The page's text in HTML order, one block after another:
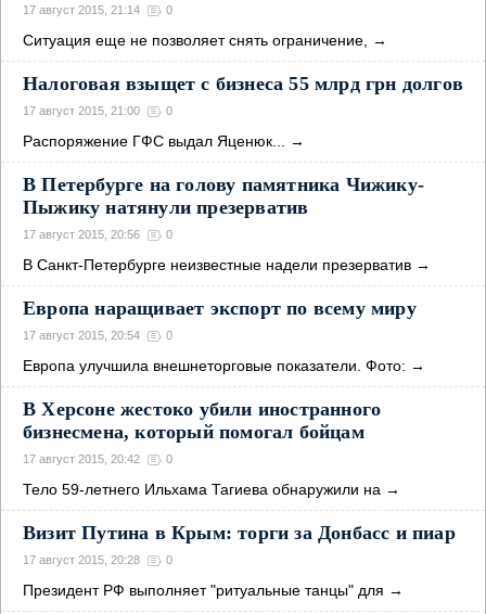
17 август 2015, 21:14 0
Ситуация еще не позволяет снять ограничение, →
Налоговая взыщет с бизнеса 55 млрд грн долгов
17 август 2015, 21:00 0
Распоряжение ГФС выдал Яценюк... →
В Петербурге на голову памятника Чижику-
Пыжику натянули презерватив
17 август 2015, 20:56 0
В Санкт-Петербурге неизвестные надели презерватив →
Европа наращивает экспорт по всему миру
17 август 2015, 20:54 0
Европа улучшила внешнеторговые показатели. Фото: →
В Херсоне жестоко убили иностранного
бизнесмена, который помогал бойцам
17 август 2015, 20:42 0
Тело 59-летнего Ильхама Тагиева обнаружили на →
Визит Путина в Крым: торги за Донбасс и пиар
17 август 2015, 20:28 0
Президент РФ выполняет "ритуальные танцы" для →